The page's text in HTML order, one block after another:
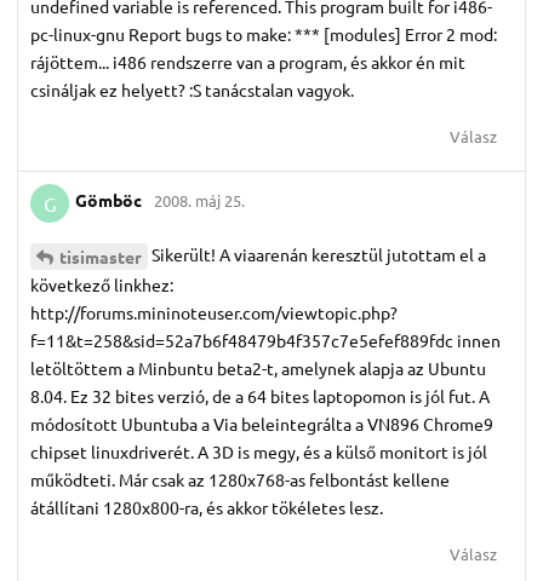
undefined variable is referenced. This program built for i486-
pc-linux-gnu Report bugs to make: *** [modules] Error 2 mod:
rájöttem... i486 rendszerre van a program, és akkor én mit
csináljak ez helyett? :S tanácstalan vagyok.
Válasz
G Gömböc 2008. máj 25.
tisimaster Sikerült! A viaarenán keresztül jutottam el a
következő linkhez:
http://forums.mininoteuser.com/viewtopic.php?
f=11&t=258&sid=52a7b6f48479b4f357c7e5efef889fdc innen
letöltöttem a Minbuntu beta2-t, amelynek alapja az Ubuntu
8.04. Ez 32 bites verzió, de a 64 bites laptopomon is jól fut. A
módosított Ubuntuba a Via beleintegrálta a VN896 Chrome9
chipset linuxdriverét. A 3D is megy, és a külső monitort is jól
működteti. Már csak az 1280x768-as felbontást kellene
átállítani 1280x800-ra, és akkor tökéletes lesz.
Válasz